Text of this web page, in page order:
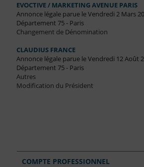
EVOCTIVE / MARKETING AVENUE PARIS
Annonce légale parue le Vendredi 2 Mars
Département 75 - Paris
Changement de Dénomination
CLAUDIUS FRANCE
Annonce légale parue le Vendredi 12 Août
Département 75 - Paris
Autres
Modification du Président
COMPTE PROFESSIONNEL